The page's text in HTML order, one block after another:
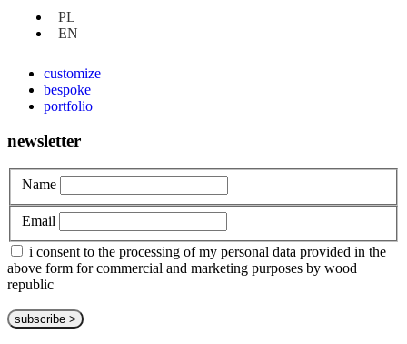
PL
EN
privacy policy
customize
bespoke
portfolio
newsletter
Name
Email
i consent to the processing of my personal data provided in the
above form for commercial and marketing purposes by wood
republic